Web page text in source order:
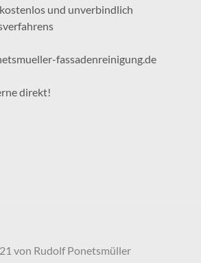
und unverbindlich
fassadenreinigung.de
direkt!
von Rudolf Ponetsmüller